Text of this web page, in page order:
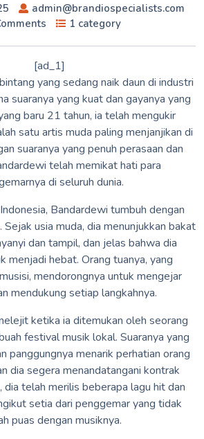
admin@brandiospecialists.com
1 category
[ad_1]
yang sedang naik daun di industri
suaranya yang kuat dan gayanya yang
baru 21 tahun, ia telah mengukir
satu artis muda paling menjanjikan di
suaranya yang penuh perasaan dan
telah memikat hati para
di seluruh dunia.
Bandardewi tumbuh dengan
usia muda, dia menunjukkan bakat
dan tampil, dan jelas bahwa dia
menjadi hebat. Orang tuanya, yang
mendorongnya untuk mengejar
mendukung setiap langkahnya.
ketika ia ditemukan oleh seorang
festival musik lokal. Suaranya yang
panggungnya menarik perhatian orang
dia segera menandatangani kontrak
dia telah merilis beberapa lagu hit dan
setia dari penggemar yang tidak
puas dengan musiknya.